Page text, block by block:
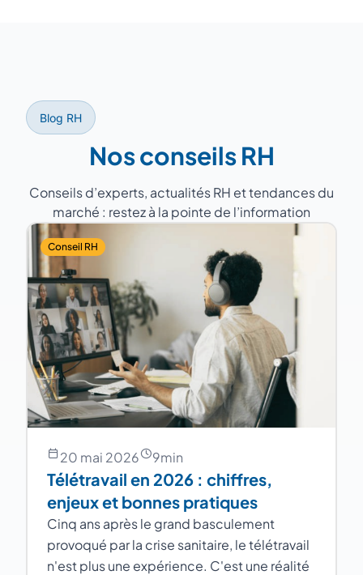
Blog RH
Nos conseils RH
Conseils d’experts, actualités RH et tendances du
marché : restez à la pointe de l’information
Conseil RH
20 mai 2026 9min
Télétravail en 2026 : chiffres,
enjeux et bonnes pratiques
Cinq ans après le grand basculement
provoqué par la crise sanitaire, le télétravail
n'est plus une expérience. C'est une réalité